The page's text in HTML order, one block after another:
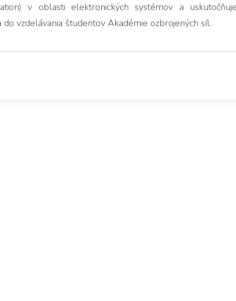
v oblasti elektronických systémov a
do vzdelávania študentov Akadémie ozbrojených síl.